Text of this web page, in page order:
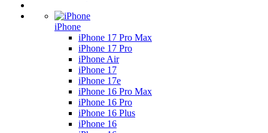
iPhone
iPhone 17 Pro Max
iPhone 17 Pro
iPhone Air
iPhone 17
iPhone 17e
iPhone 16 Pro Max
iPhone 16 Pro
iPhone 16 Plus
iPhone 16